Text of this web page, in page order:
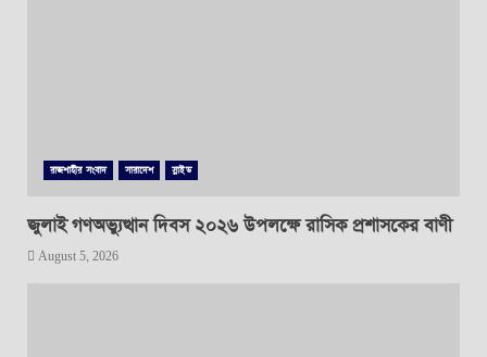
রাজশাহীর সংবাদ সারাদেশ স্লাইড
জুলাই গণঅভ্যুত্থান দিবস ২০২৬ উপলক্ষে রাসিক প্রশাসকের বাণী
August 5, 2026